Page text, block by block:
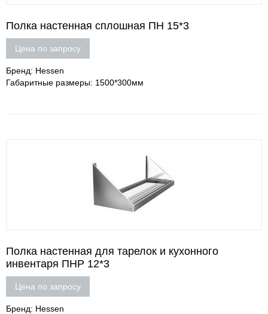
Полка настенная сплошная ПН 15*3
Цена по запросу
Бренд: Hessen
Габаритные размеры: 1500*300мм
Полка настенная для тарелок и кухонного
инвентаря ПНР 12*3
Цена по запросу
Бренд: Hessen